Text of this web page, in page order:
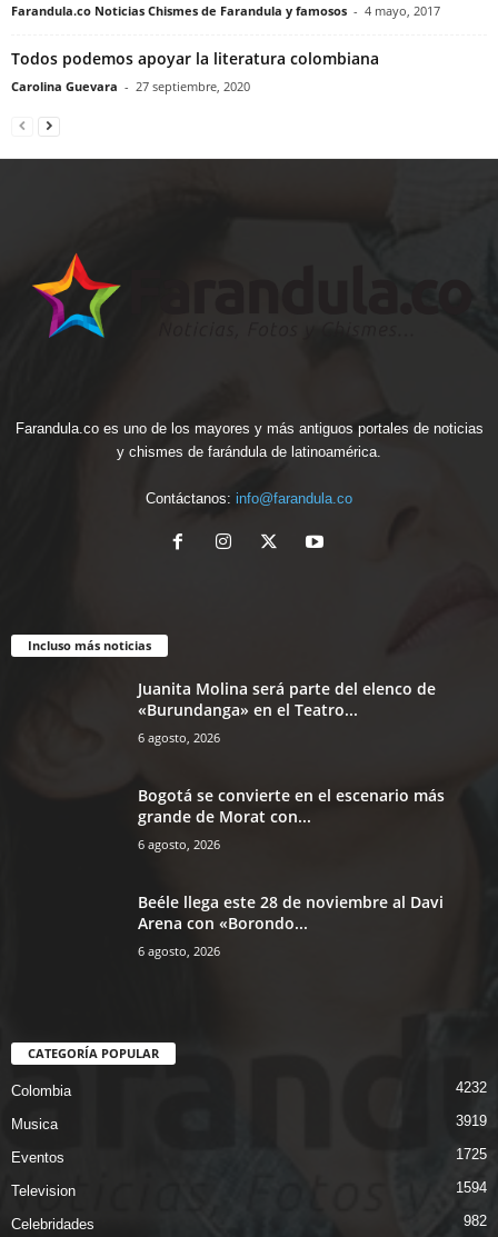
Farandula.co Noticias Chismes de Farandula y famosos - 4 mayo, 2017
Todos podemos apoyar la literatura colombiana
Carolina Guevara - 27 septiembre, 2020
Farandula.co es uno de los mayores y más antiguos portales de noticias
y chismes de farándula de latinoamérica.
Contáctanos: info@farandula.co
Incluso más noticias
Juanita Molina será parte del elenco de
«Burundanga» en el Teatro...
6 agosto, 2026
Bogotá se convierte en el escenario más
grande de Morat con...
6 agosto, 2026
Beéle llega este 28 de noviembre al Davi
Arena con «Borondo...
6 agosto, 2026
CATEGORÍA POPULAR
Colombia 4232
Musica 3919
Eventos 1725
Television 1594
Celebridades 982